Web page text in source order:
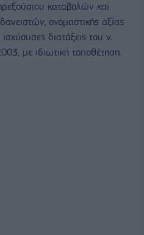
καταβολών και
ονομαστικής αξίας
διατάξεις του ν.
με ιδιωτική τοποθέτηση.